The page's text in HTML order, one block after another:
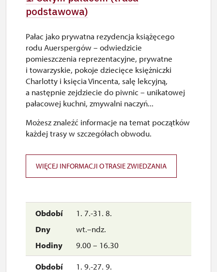
podstawowa)
1. 7.-31. 8.
wt.–ndz.
9.00 – 16.30
1. 9.-27. 9.
Pałac jako prywatna rezydencja książęcego
rodu Auerspergów – odwiedzicie
pomieszczenia reprezentacyjne, prywatne
i towarzyskie, pokoje dziecięce księżniczki
Charlotty i księcia Vincenta, salę lekcyjną,
a następnie zejdziecie do piwnic – unikatowej
pałacowej kuchni, zmywalni naczyń...
Możesz znaleźć informacje na temat początków
każdej trasy w szczegółach obwodu.
WIĘCEJ INFORMACJI O TRASIE ZWIEDZANIA